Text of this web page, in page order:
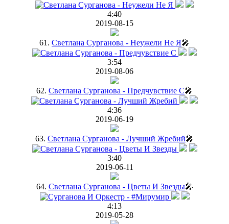
4:40
2019-08-15
61. Светлана Сурганова - Неужели Не Я🎤
3:54
2019-08-06
62. Светлана Сурганова - Предчувствие C🎤
4:36
2019-06-19
63. Светлана Сурганова - Лучший Жребий🎤
3:40
2019-06-11
64. Светлана Сурганова - Цветы И Звезды🎤
4:13
2019-05-28